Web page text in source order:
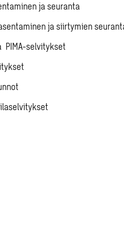
ja seuranta
ja siirtymien
PIMA-selvitykset